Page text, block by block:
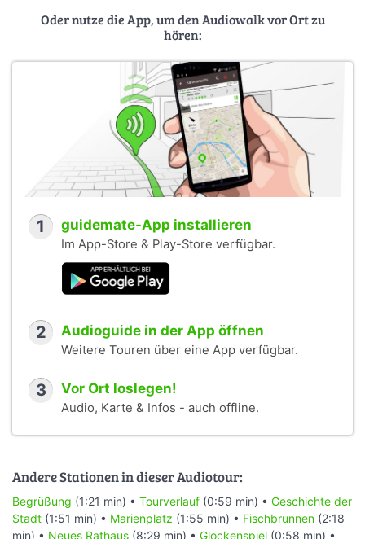
Oder nutze die App, um den Audiowalk vor Ort zu
hören:
1 guidemate-App installieren
Im App-Store & Play-Store verfügbar.
2 Audioguide in der App öffnen
Weitere Touren über eine App verfügbar.
3 Vor Ort loslegen!
Audio, Karte & Infos - auch offline.
Andere Stationen in dieser Audiotour:
Begrüßung (1:21 min) • Tourverlauf (0:59 min) • Geschichte der
Stadt (1:51 min) • Marienplatz (1:55 min) • Fischbrunnen (2:18
min) • Neues Rathaus (8:29 min) • Glockenspiel (0:58 min) •